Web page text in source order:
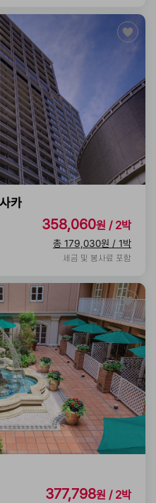
카
358,060원 / 2박
총 179,030원 / 1박
세금 및 봉사료 포함
377,798원 / 2박